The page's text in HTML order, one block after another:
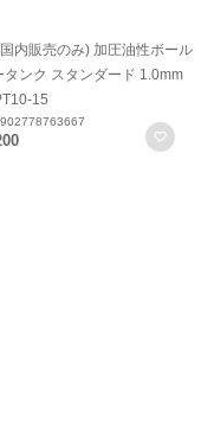
録
内販売のみ) 加圧油性ボール
タンク スタンダード 1.0mm
15
お